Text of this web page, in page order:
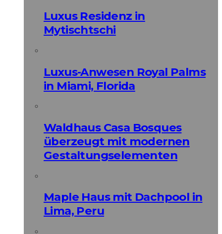
Luxus Residenz in
Mytischtschi
Luxus-Anwesen Royal Palms
in Miami, Florida
Waldhaus Casa Bosques
überzeugt mit modernen
Gestaltungselementen
Maple Haus mit Dachpool in
Lima, Peru